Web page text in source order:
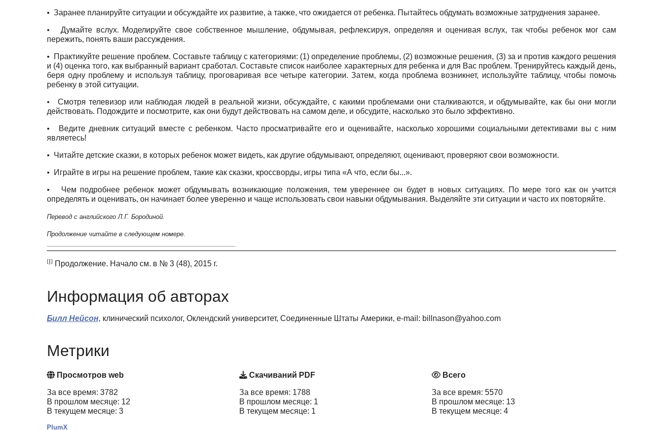
• Заранее планируйте ситуации и обсуждайте их развитие, а также, что ожидается от ребенка. Пытайтесь обдумать возможные затруднения заранее.
•
Думайте вслух. Моделируйте свое собственное мышление, обдумывая, реф­лексируя, определяя и оценивая вслух, так чтобы ребенок мог сам
пережить, понять ваши рассуждения.
•
Практикуйте решение проблем. Составьте таблицу с категориями: (1) определение проблемы, (2) возможные решения, (3) за и против каждого решения
и (4) оценка того, как выбранный вариант сработал. Составьте список наиболее характерных для ребенка и для Вас проблем. Тренируйтесь каждый день,
беря одну проблему и используя таблицу, проговаривая все четыре категории. Затем, когда проблема возникнет, используйте таблицу, чтобы помочь
ребенку в этой ситуации.
•
Смотря телевизор или наблюдая людей в реальной жизни, обсуждайте, с какими проблемами они сталкиваются, и обдумывайте, как бы они могли
действовать. Подождите и посмотрите, как они будут действовать на самом деле, и обсудите, насколько это было эффективно.
•
Ведите дневник ситуаций вместе с ребенком. Часто просматривайте его и оценивайте, насколько хорошими социальными детективами вы с ним
являетесь!
• Читайте детские сказки, в которых ребенок может видеть, как другие обдумывают, определяют, оценивают, проверяют свои возможности.
• Играйте в игры на решение проблем, такие как сказки, кроссворды, игры типа «А что, если бы...».
•
Чем подробнее ребенок может обдумывать возникающие положения, тем увереннее он будет в новых ситуациях. По мере того как он учится
определять и оценивать, он начинает более уверенно и чаще использовать свои навыки обдумывания. Выделяйте эти ситуации и часто их повторяйте.
Перевод с английского Л.Г. Бородиной.
Продолжение читайте в следующем номере.
[I] Продолжение. Начало см. в № 3 (48), 2015 г.
Информация об авторах
Билл Нейсон, клинический психолог, Оклендский университет, Соединенные Штаты Америки, e-mail: billnason@yahoo.com
Метрики
Просмотров web
За все время: 3782
В прошлом месяце: 12
В текущем месяце: 3
Скачиваний PDF
За все время: 1788
В прошлом месяце: 1
В текущем месяце: 1
Всего
За все время: 5570
В прошлом месяце: 13
В текущем месяце: 4
PlumX